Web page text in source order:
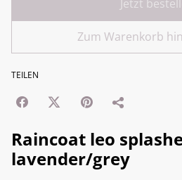
Jetzt
Zum Warenkorb
TEILEN
Raincoat leo
lavender/grey